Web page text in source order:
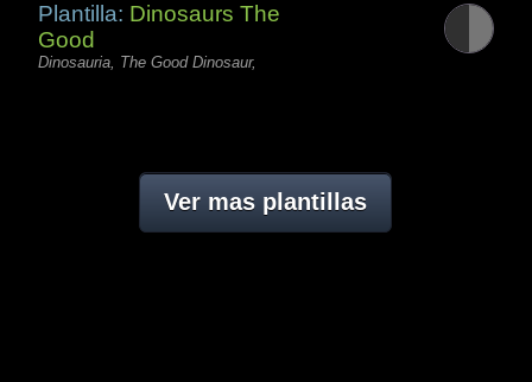
Plantilla: Dinosaurs The
Good
Dinosauria, The Good Dinosaur,
Ver mas plantillas